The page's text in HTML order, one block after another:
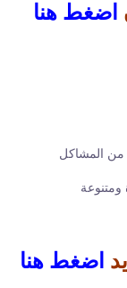
اضغط هنا
من المشاكل
اضغط هنا